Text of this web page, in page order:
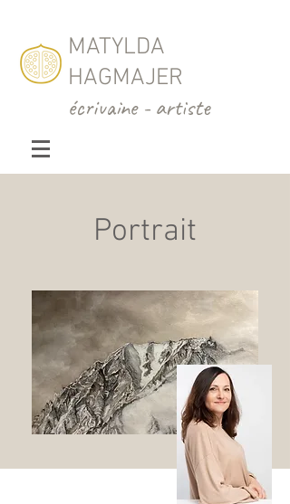
MATYLDA
HAGMAJER
écrivaine - artiste
Portrait